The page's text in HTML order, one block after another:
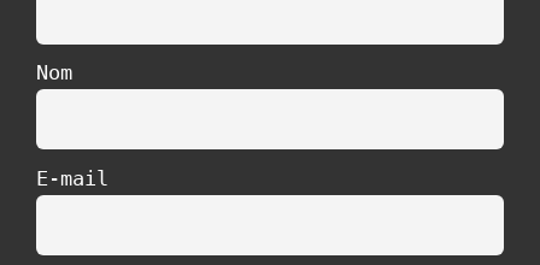
Nom
E-mail